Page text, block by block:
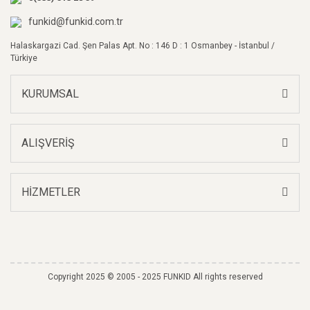
Bu ürüne benzer farklı alternatifler olmalı.
funkid@funkid.com.tr
Halaskargazi Cad. Şen Palas Apt. No : 146 D : 1 Osmanbey - İstanbul /
Türkiye
KURUMSAL
ALIŞVERİŞ
HİZMETLER
Copyright 2025 © 2005 - 2025 FUNKID All rights reserved